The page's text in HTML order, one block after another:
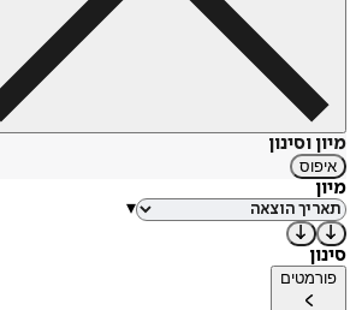
מיון וסינון
איפוס
מיון
▾
סינון
פורמטים